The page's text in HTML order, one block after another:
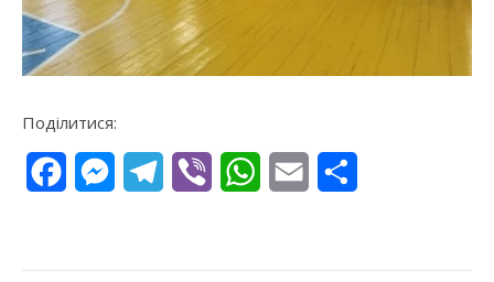
Поділитися:
FacebookMessengerTelegram
Viber WhatsApp
Email